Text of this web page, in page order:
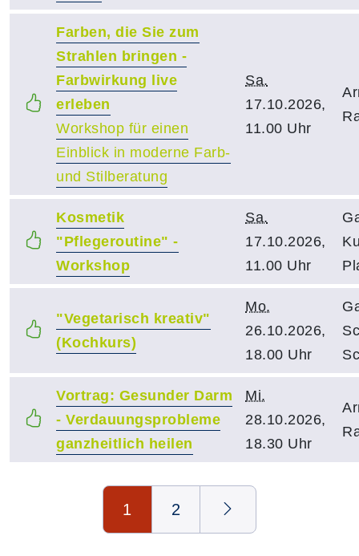
Farben, die Sie zum
Strahlen bringen -
Farbwirkung live
erleben
Workshop für einen
Einblick in moderne Farb-
und Stilberatung
Sa.
17.10.2026,
11.00 Uhr
Kosmetik
"Pflegeroutine" -
Workshop
Sa.
17.10.2026,
11.00 Uhr
"Vegetarisch kreativ"
(Kochkurs)
Mo.
26.10.2026,
18.00 Uhr
Vortrag: Gesunder Darm
- Verdauungsprobleme
ganzheitlich heilen
Mi.
28.10.2026,
18.30 Uhr
1 2